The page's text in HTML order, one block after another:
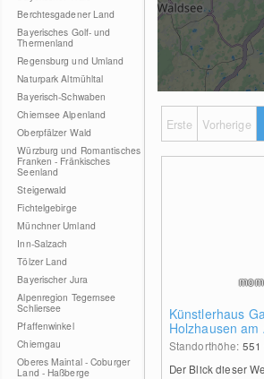
Berchtesgadener Land
Bayerisches Golf- und
Thermenland
Regensburg und Umland
Naturpark Altmühltal
Bayerisch-Schwaben
Chiemsee Alpenland
Oberpfälzer Wald
Würzburg und Romantisches
Franken - Fränkisches
Seenland
Steigerwald
Fichtelgebirge
Münchner Umland
Inn-Salzach
Tölzer Land
Bayerischer Jura
Alpenregion Tegernsee
Schliersee
Pfaffenwinkel
Chiemgau
Oberes Maintal - Coburger
Land - Haßberge
Erste Vorherige
Künstlerhaus
Holzhausen am
Standorthöhe: 551
Der Blick dieser